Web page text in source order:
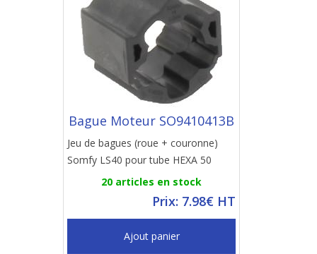
Bague Moteur SO9410413B
Jeu de bagues (roue + couronne)
Somfy LS40 pour tube HEXA 50
20 articles en stock
Prix: 7.98€ HT
Ajout panier